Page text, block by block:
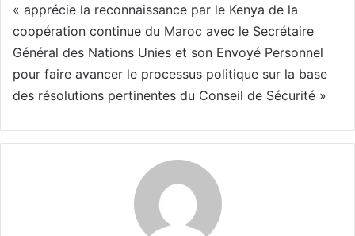
« apprécie la reconnaissance par le Kenya de la
coopération continue du Maroc avec le Secrétaire
Général des Nations Unies et son Envoyé Personnel
pour faire avancer le processus politique sur la base
des résolutions pertinentes du Conseil de Sécurité »